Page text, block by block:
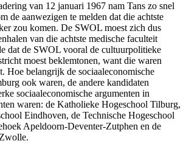
van 12 januari 1967 nam Tans zo snel
de aanwezigen te melden dat die achtste
zou komen. De SWOL moest zich dus
van die achtste medische faculteit
dat de SWOL vooral de cultuurpolitieke
moest beklemtonen, want die waren
Hoe belangrijk de sociaaleconomische
ook waren, de andere kandidaten
sociaaleconomische argumenten in
waren: de Katholieke Hogeschool Tilburg,
Eindhoven, de Technische Hogeschool
Apeldoorn-Deventer-Zutphen en de